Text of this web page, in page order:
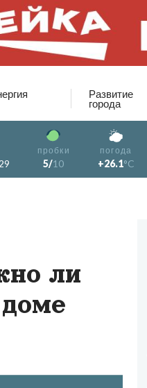
Развитие
города
пробки
5/10
погода
+26.1°C
ли